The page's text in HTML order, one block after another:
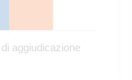
aggiudicazione